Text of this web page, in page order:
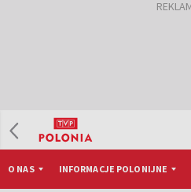
O NAS INFORMACJE POLONIJNE